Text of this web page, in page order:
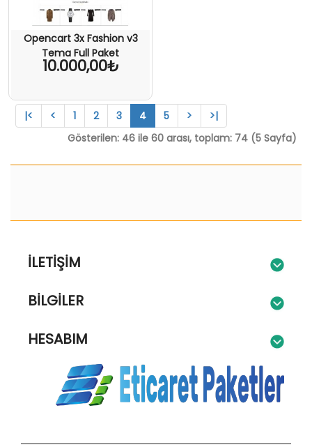
Opencart 3x Fashion v3
Tema Full Paket
10.000,00₺
|< < 1 2 3 4 5 >
>|
Gösterilen: 46 ile 60 arası, toplam: 74 (5 Sayfa)
İLETIŞIM
BILGILER
HESABIM